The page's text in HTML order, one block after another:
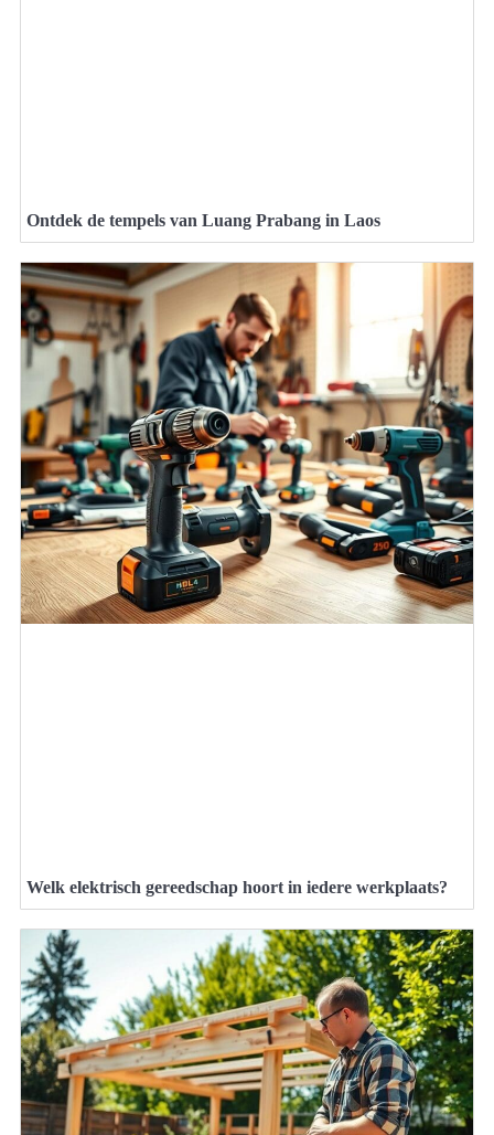
Ontdek de tempels van Luang Prabang in Laos
Welk elektrisch gereedschap hoort in iedere werkplaats?